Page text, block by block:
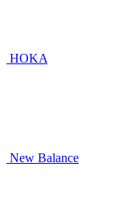
HOKA
New Balance